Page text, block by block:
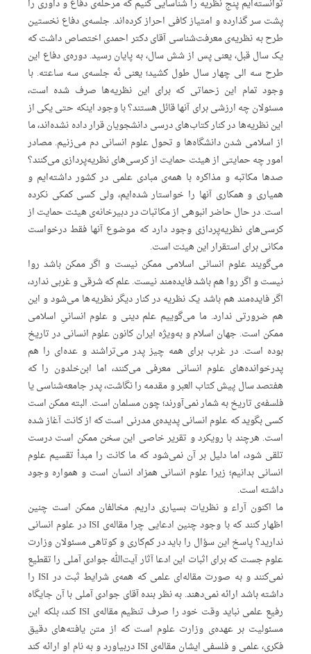
توانسته‌‌ایم پنج نظریه را شناسایی کنیم که مرحله‌ی دفاع و داوری را
پشت سر گذارده و امتیاز کافی احراز کرده‌اند. جلسه‌ی دفاع نخستین
طرح به نظریه‌ی معرفت‌شناسی آقای دکتر احمدی اختصاص داشت که
یک سال قبل، یعنی پس از شش سال، به پایان رسید. دوره‌ی دفاع این
طرح سه الی چهار سال طول کشید؛ یعنی نُه جلسه‌ی سه ساعته. با
وجود تمام این زحماتی که برای این نظریه‌ها صرف شده است،
مسئولان چه ارزشی برای آنها قائل هستند؟ با وجود اینکه حتی یکی از
این نظریه‌ها در کنار کتاب‌های درسی دانشجویان قرار داده نشده‌اند، ما
از اسلامی شدن دانشگاه‌ها و تحول علوم انسانی دم می‌زنیم. مصادر
امور چه حمایتی از هیئت حمایت از کرسی‌های نظریه‌پردازی می‌کنند؟
صدها مکاتبه و مذاکره با همه‌ی مبادی علمی در کشور داشته‌ایم و
همیاری و همکاری آنها را خواستار شده‌ایم، ولی کسی کمکی نکرده
است. در حال حاضر انبوهی از مکاتبات در دبیرخانه‌ی هیئت حمایت از
کرسی‌های نظریه‌پردازی وجود دارد که موضوع آنها فقط درخواست
مکانی برای استقرار این هیئت است.
می‌گویند علوم انسانی اسلامی ممکن نیست و اگر ممکن باشد روا
نیست و اگر روا هم باشد فایده‌مند نیست. علم که شرقی و غربی ندارد،
اگر فایده‌مند هم باشد یک نظریه در کنار دیگر نظریه‌ها می‌شود و این
هم ضرورتی ندارد. ما می‌گوییم علم دینی و علوم انسانیِ اسلامی
ممکن است. جهان اسلام و به‌ویژه ایران کانون علوم انسانی در تاریخ
بوده است. در غرب برای همه چیز پدر می‌تراشند و عده‌ای را هم
پدرخوانده‌های علوم انسانی معرفی می‌کنند، اما ابن‌خلدون را که
هفتصد سال پیش کتاب العبر و مقدمه را نگاشت، پدر جامعه‌شناسی یا
فلسفه‌‌ی تاریخ به شمار نمی‌آورند؛ چون مسلمان است. البته ممکن است
کسی بگوید که علوم انسانی پدیده‌ی مدرنی است که از کانت آغاز شده
است. هرچند با رویکرد و تقریر خاصی این سخن ممکن است درست
تلقی شود، اما دلیل بر آن نمی‌شود که ما کانت را مبدأ تقسیم علوم
انسانی بدانیم؛ زیرا علوم انسانی همزاد انسان است و همواره وجود
داشته است.
ما اکنون آراء و نظریات بسیاری داریم. مخالفان ممکن است چنین
اظهار کنند که با وجود چنین ادعایی چرا مقاله‌ی ISI در علوم انسانی
ندارید؟ پاسخ این سؤال را باید در کم‌کاری و کوتاهی مسئولان وزارت
علوم جست که برای اثبات این ادعا آثار آیت‌الله جوادی آملی را تقطیع
نمی‌کنند و به صورت مقاله‌ای علمی که همه‌ی شرایط ثبت در ISI را
داشته باشد ارائه نمی‌دهند. به نظر بنده آقای جوادی آملی با آن جایگاه
رفیع علمی نباید وقت خود را صرف تنظیم مقاله‌ی ISI کند، بلکه این
مسئولیت بر عهده‌ی وزارت علوم است که از متن یافته‌های دقیق
فکری، علمی و فلسفی ایشان مقاله‌ی ISI دربیاورد و به نام او ارائه کند